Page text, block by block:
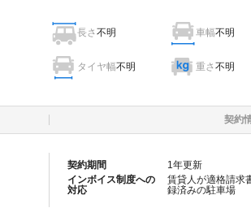
長さ不明 車幅不明
タイヤ幅不明 重さ不明
契約
契約期間 1年更新
インボイス制度への
対応
賃貸人が適格請求
録済みの駐車場